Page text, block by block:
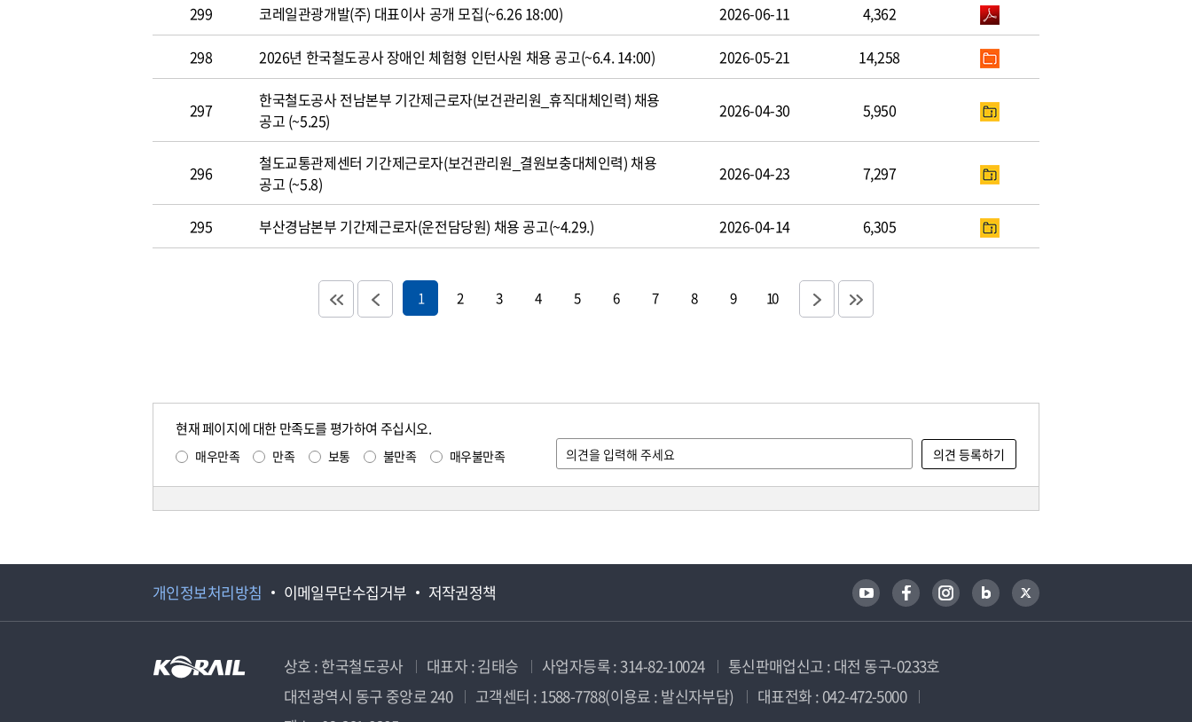
299 코레일관광개발(주) 대표이사 공개 모집(~6.26 18:00) 2026-06-11 4,362
298 2026년 한국철도공사 장애인 체험형 인턴사원 채용 공고(~6.4. 14:00) 2026-05-21 14,258
297
한국철도공사 전남본부 기간제근로자(보건관리원_휴직대체인력) 채용
공고 (~5.25)
2026-04-30 5,950
296
철도교통관제센터 기간제근로자(보건관리원_결원보충대체인력) 채용
공고 (~5.8)
2026-04-23 7,297
295 부산경남본부 기간제근로자(운전담당원) 채용 공고(~4.29.) 2026-04-14 6,305
1 2 3 4 5 6 7 8 9 10
현재 페이지에 대한 만족도를 평가하여 주십시오.
매우만족 만족 보통 불만족 매우불만족
개인정보처리방침 이메일무단수집거부 저작권정책
상호 : 한국철도공사 대표자 : 김태승 사업자등록 : 314-82-10024
통신판매업신고 : 대전 동구-0233호
대전광역시 동구 중앙로 240
고객센터 : 1588-7788(이용료 : 발신자부담)
대표전화 : 042-472-5000